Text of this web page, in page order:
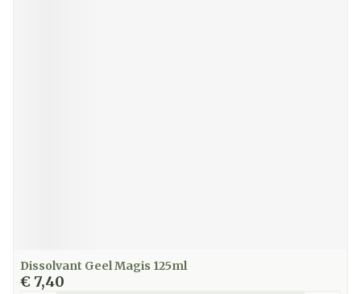
Dissolvant Geel Magis 125ml
€ 7,40